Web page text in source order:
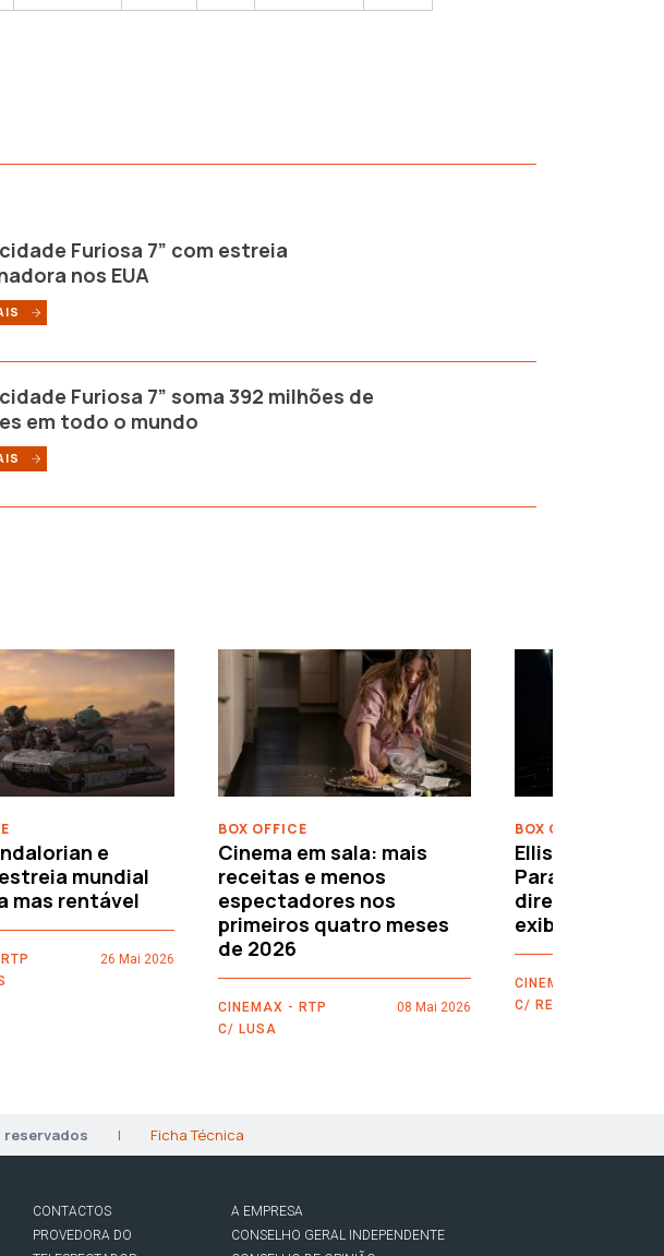
Furiosa 7” com estreia
nos EUA
Furiosa 7” soma 392 milhões de
em todo o mundo
e
mundial
mas rentável
26 Mai 2026
BOX OFFICE
Cinema em sala: mais
receitas e menos
espectadores nos
primeiros quatro meses
de 2026
CINEMAX - RTP
C/ LUSA
08 Mai 2026
BOX OFFICE
Ellison leva o
directamente
exibidores
CINEMAX - RTP
C/ REUTERS
reservados | Ficha Técnica
CONTACTOS
PROVEDORA DO
A EMPRESA
CONSELHO GERAL INDEPENDENTE